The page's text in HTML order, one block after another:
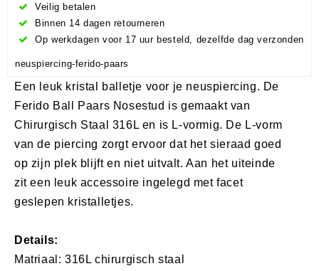
Veilig betalen
Binnen 14 dagen retourneren
Op werkdagen voor 17 uur besteld, dezelfde dag verzonden
neuspiercing-ferido-paars
Een leuk kristal balletje voor je neuspiercing. De
Ferido Ball Paars Nosestud is gemaakt van
Chirurgisch Staal 316L en is L-vormig. De L-vorm
van de piercing zorgt ervoor dat het sieraad goed
op zijn plek blijft en niet uitvalt. Aan het uiteinde
zit een leuk accessoire ingelegd met facet
geslepen kristalletjes.
Details:
Matriaal: 316L chirurgisch staal